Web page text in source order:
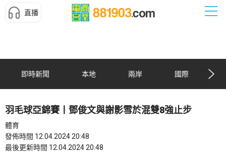
直播
即時新聞 本地 兩岸 國際
羽毛球亞錦賽丨鄧俊文與謝影雪於混雙8強止步
體育
發佈時間 12.04.2024 20:48
最後更新時間 12.04.2024 20:48